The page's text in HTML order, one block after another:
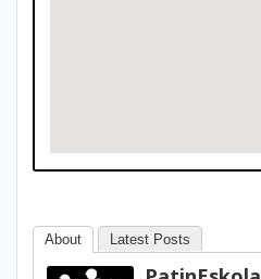
About Latest Posts